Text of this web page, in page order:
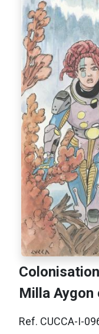
Milla Aygon
Ref. CUCCA-I-